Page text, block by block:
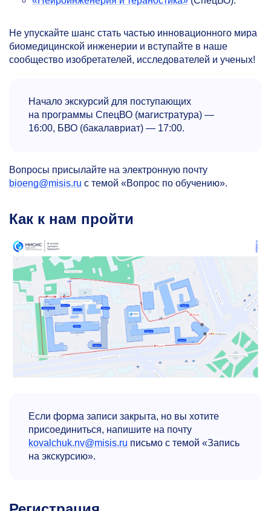
Не упускайте шанс стать частью инновационного мира
биомедицинской инженерии и вступайте в наше
сообщество изобретателей, исследователей и ученых!
Начало экскурсий для поступающих
на программы СпецВО (магистратура) —
16:00, БВО (бакалавриат) — 17:00.
Вопросы присылайте на электронную почту
bioeng@misis.ru с темой «Вопрос по обучению».
Как к нам пройти
Если форма записи закрыта, но вы хотите
присоединиться, напишите на почту
kovalchuk.nv@misis.ru письмо с темой «Запись
на экскурсию».